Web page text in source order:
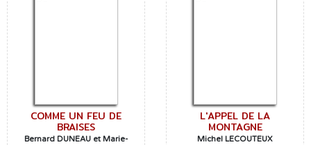
COMME UN FEU DE
BRAISES
Bernard DUNEAU et Marie-
L'APPEL DE LA
MONTAGNE
Michel LECOUTEUX